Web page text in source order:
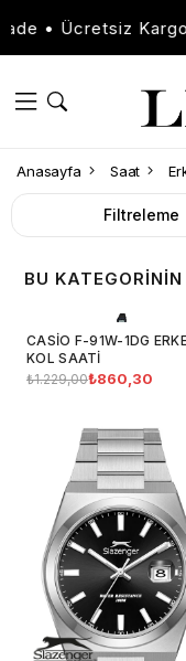
Kolay İade •
Anasayfa Saat
Filtreleme
BU
CASIO F-91W-1DG
KOL SAATI
₺1.229,00₺860,30